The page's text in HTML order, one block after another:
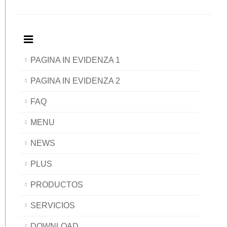
PAGINA IN EVIDENZA 1
PAGINA IN EVIDENZA 2
FAQ
MENU
NEWS
PLUS
PRODUCTOS
SERVICIOS